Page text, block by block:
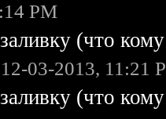
PM
(что
03-2013, 11:21
(что